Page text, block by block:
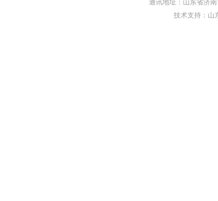
通讯地址：山东省济
技术支持： 山